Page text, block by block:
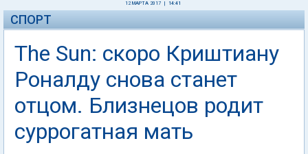
12 МАРТА 2017 14:41
СПОРТ
The Sun: скоро Криштиану
Роналду снова станет
отцом. Близнецов родит
суррогатная мать